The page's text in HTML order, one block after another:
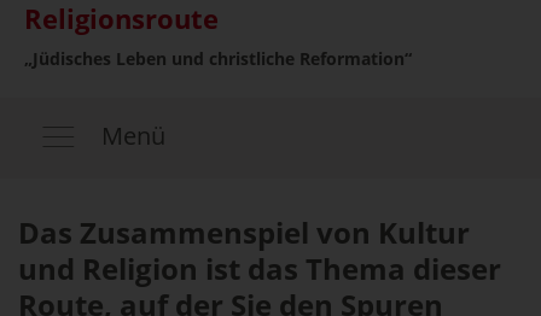
Religionsroute
„Jüdisches Leben und christliche Reformation“
Menü
Das Zusammenspiel von Kultur
und Religion ist das Thema dieser
Route, auf der Sie den Spuren